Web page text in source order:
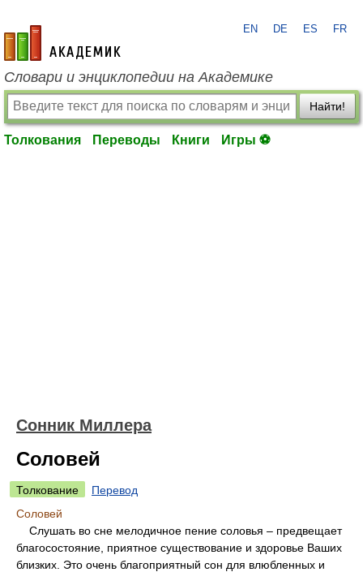
academic.ru
EN DE ES FR
Словари и энциклопедии на Академике
Найти!
Толкования Переводы Книги Игры ⚽
Сонник Миллера
Соловей
Толкование
Перевод
Соловей
Слушать во сне мелодичное пение соловья – предвещает
благосостояние, приятное существование и здоровье Ваших
близких. Это очень благоприятный сон для влюбленных и